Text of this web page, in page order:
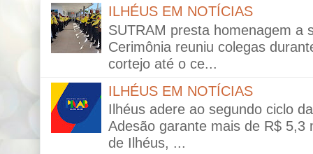
ILHÉUS EM NOTÍCIAS
SUTRAM presta homenagem a
Cerimônia reuniu colegas
cortejo até o ce...
ILHÉUS EM NOTÍCIAS
Ilhéus adere ao segundo ciclo
Adesão garante mais de R$ 5,3
de Ilhéus, ...